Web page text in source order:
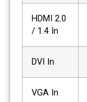
HDMI 2.0
/ 1.4 In
DVI In
VGA In